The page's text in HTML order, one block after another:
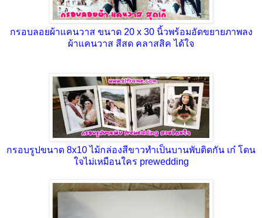
กรอบลอยผ้าแคนวาส ขนาด 20 x 30 นิ้วพร้อมอัดขยายภาพลง
ผ้าแคนวาส สีสด คลาสสิค ได้ใจ
กรอบรูปขนาด 8x10 ไม้กล่องสีขาวทำเป็นบานพับติดกัน เก๋ โดน
ใจไม่เหมือนใคร prewedding